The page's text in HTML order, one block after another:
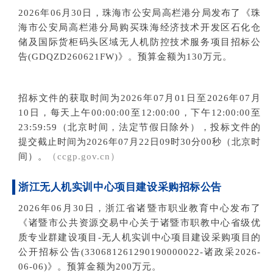
2026年06月30日， 珠海市公安局高栏港分局发布了
《珠
海市公安局高栏港分局购买珠海经济技术开发区石化仓
储及国际货柜码头区域无人机防控技术服务项目招标公
告(GDQZD260621FW)》。预算金额为130万元。
招标文件的获取时间 为2026年07月01日至2026年07月
10日，每天上午00:00:00至12:00:00，下午12:00:00至
23:59:59（北京时间，法定节假日除外）
，投标文件的
提交截止时间为2026年07月22日09时30分00秒（北京时
间 ）。 （ccgp.gov.cn）
浙江无人机实训中心项目建设采购招标公告
2026年06月30日，浙江省诸暨市职业教育中心发布了
《诸暨市公共资源交易中心关于诸暨市职教中心省级优
质专业群建设项目-无人机实训中心项目建设采购项目的
公开招标公告(330681261290190000022-诸政采2026-
06-06)》 。预算金额为200万元。